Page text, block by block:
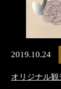
2019.10.24
オリジナル